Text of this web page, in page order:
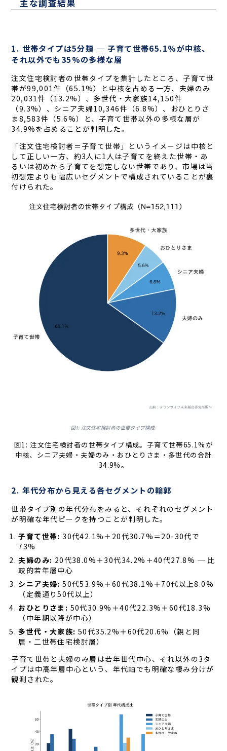
主な調査結果
1. 世帯タイプは5分類 ─ 子育て世帯65.1%が中核、
それ以外でも35%の多様な層
注文住宅検討者の世帯タイプを集計したところ、子育て世
帯が99,001件（65.1%）と中核を占める一方、夫婦のみ
20,031件（13.2%）、多世代・大家族14,150件
（9.3%）、シニア夫婦10,346件（6.8%）、おひとりさ
ま8,583件（5.6%）と、子育て世帯以外の多様な層が
34.9%を占めることが判明した。
「注文住宅検討者＝子育て世帯」というイメージは中核と
して正しい一方、約3人に1人は子育てを終えた世帯・あ
るいは初めから子育てを想定しない世帯であり、市場は当
初想定よりも幅広いセグメントで構成されていることが裏
付けられた。
図1: 注文住宅検討者の世帯タイプ構成。子育て世帯65.1%が
中核、シニア夫婦・夫婦のみ・おひとりさま・多世代の合計
34.9%。
2. 年代分布から見える各セグメントの輪郭
世帯タイプ別の年代分布をみると、それぞれのセグメント
が明確な年代ピークを持つことが判明した。
子育て世帯:30代42.1%＋20代30.7%＝20-30代で
73%
夫婦のみ: 20代38.0%＋30代34.2%＋40代27.8% ─ 比
較的若年層中心
シニア夫婦:50代53.9%＋60代38.1%＋70代以上8.0%
（定義通り50代以上）
おひとりさま: 50代30.9%＋40代22.3%＋60代18.3%
（中年期以降が中心）
多世代・大家族: 50代35.2%＋60代20.6%（親と同
居・二世帯住宅検討層）
子育て世帯と夫婦のみ層は若年世代中心、それ以外の3タ
イプは中高年層中心という、年代軸でも明確な棲み分けが
観測された。